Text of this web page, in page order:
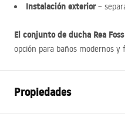
Instalación exterior–
El conjunto de ducha Rea
opción para baños modernos y
Propiedades